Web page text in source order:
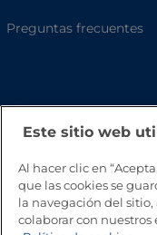
Preguntas frecuentes
Volver a inicio
Este sitio web
Al hacer clic en
que las cookies se
la navegación del
colaborar con